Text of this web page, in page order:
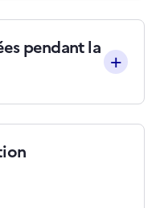
pendant la